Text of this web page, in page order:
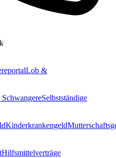
Lob &
Selbstständige
Kinderkrankengeld
Hilfsmittelverträge